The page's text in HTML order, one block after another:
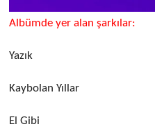
Albümde yer alan şarkılar:
Yazık
Kaybolan Yıllar
El Gibi